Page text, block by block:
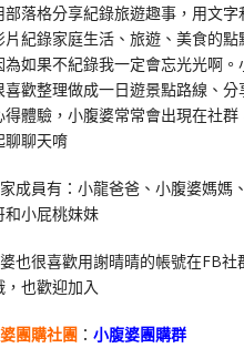
部落格分享紀錄旅遊趣事，用文字
片紀錄家庭生活、旅遊、美食的點
為如果不紀錄我一定會忘光光啊。
喜歡整理做成一日遊景點路線、分
得體驗，小腹婆常常會出現在社群
聊聊天唷
成員有：小龍爸爸、小腹婆媽媽
和小屁桃妹妹
也很喜歡用謝晴晴的帳號在FB社
，也歡迎加入
團購社團 ：小腹婆團購群